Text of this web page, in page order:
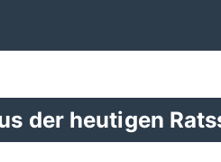
der heutigen